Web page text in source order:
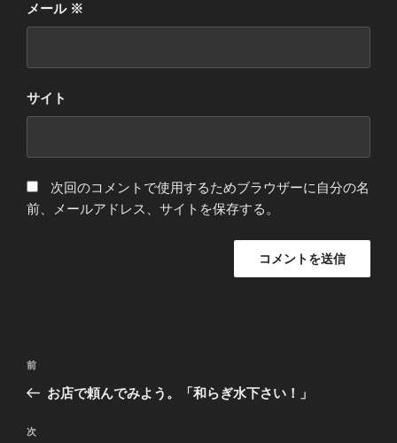
メール ※
サイト
次回のコメントで使用するためブラウザーに自分の名
前、メールアドレス、サイトを保存する。
投
ビ
前
の
稿
前
お店で頼んでみよう。「和らぎ水下さい！」
次
次